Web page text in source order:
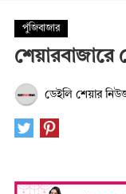
পুঁজিবাজার
শেয়ারবাজারে
ডেইলি শেয়ার